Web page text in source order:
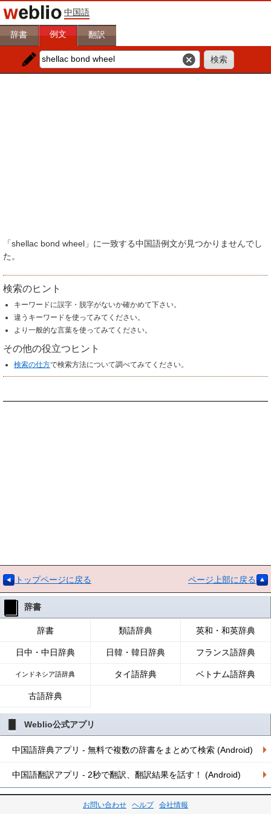
中国語
辞書 例文 翻訳
「shellac bond wheel」に一致する中国語例文が見つかりませんでし
た。
検索のヒント
キーワードに誤字・脱字がないか確かめて下さい。
違うキーワードを使ってみてください。
より一般的な言葉を使ってみてください。
その他の役立つヒント
検索の仕方で検索方法について調べてみてください。
トップページに戻る ページ上部に戻る
辞書
辞書 類語辞典 英和・和英辞典
日中・中日辞典 日韓・韓日辞典 フランス語辞典
インドネシア語辞典 タイ語辞典 ベトナム語辞典
古語辞典
Weblio公式アプリ
中国語辞典アプリ - 無料で複数の辞書をまとめて検索 (Android)
中国語翻訳アプリ - 2秒で翻訳、翻訳結果を話す！ (Android)
お問い合わせ ヘルプ 会社情報